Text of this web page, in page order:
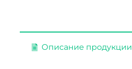
Описание продукции